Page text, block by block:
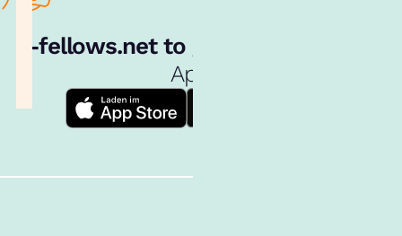
e‑fellows.net to go:
App!